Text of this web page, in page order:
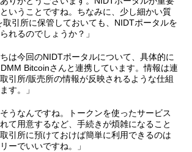
いうことですね。ちなみに、少し細かい質
取引所に保管しておいても、NIDTポータルを
れるのでしょうか？」
は今回のNIDTポータルについて、具体的に
Bitcoinさんと連携しています。情報は連
引所/販売所の情報が反映されるような仕組
す。」
うなんですね。トークンを使ったサービス
て用意するなど、手続きが煩雑になること
引所に預けておけば簡単に利用できるのは
ーでいいですね。」